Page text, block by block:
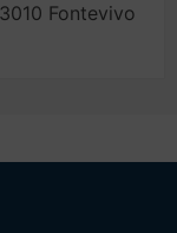
Fontevivo